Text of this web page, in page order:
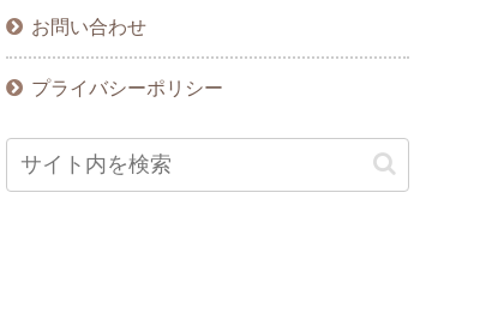
お問い合わせ
プライバシーポリシー